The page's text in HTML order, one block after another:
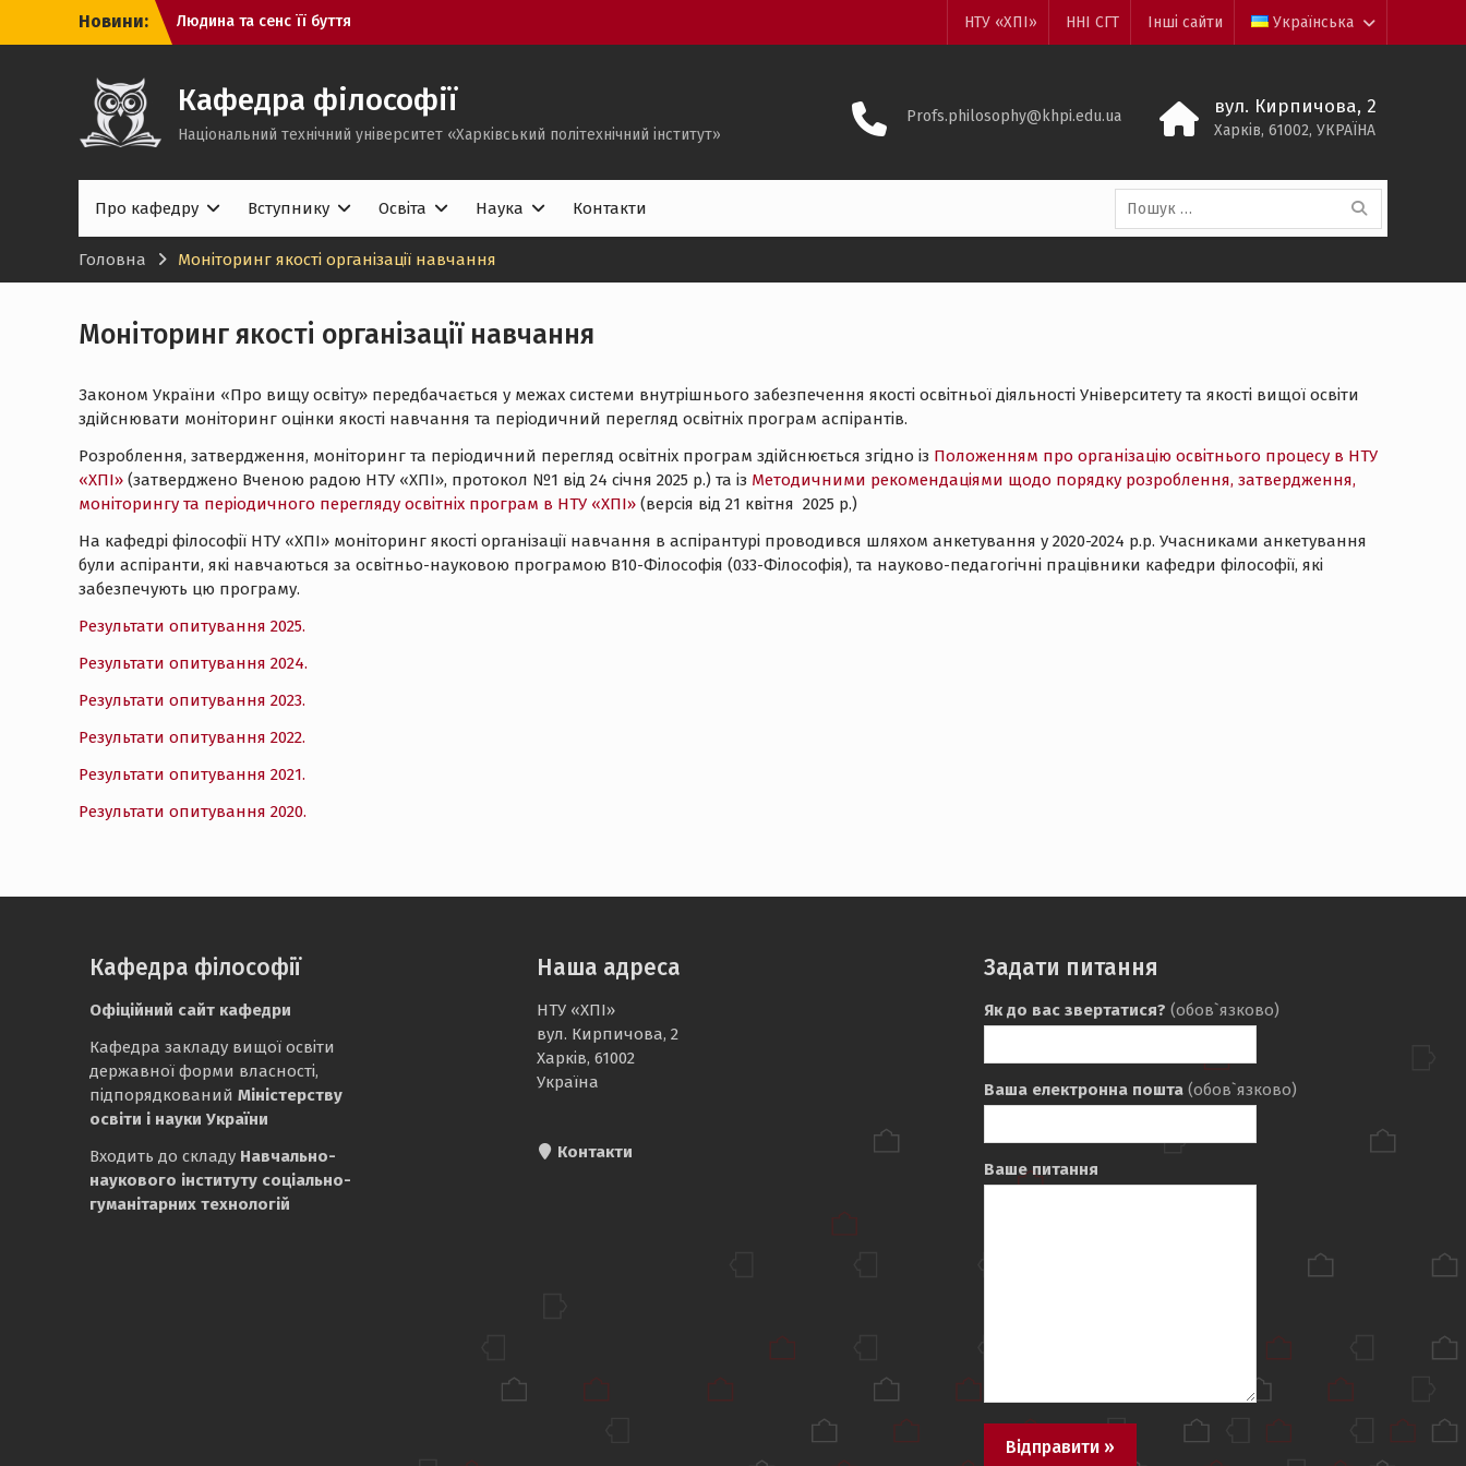
Новини:
Людина та сенс її буття
Вступ до аспірантури
70 років
Захист аспіранта Чжан Хунвей
Захист аспірантів Ван Дечжун, Сунь Вей
еліта і соціальний прогрес, 2026
Філософія в сучасному світі, 2025
технології, ресурси, соціальні
інституції
НТУ «ХПІ» ННІ СГТ Інші сайти Українська
Кафедра філософії
Національний технічний університет «Харківський політехнічний інститут»
Profs.philosophy@khpi.edu.ua вул. Кирпичова, 2
Харків, 61002, УКРАЇНА
Про кафедру Вступнику Освіта Наука Контакти
Пошук:
Головна Моніторинг якості організації навчання
Моніторинг якості організації навчання
Законом України «Про вищу освіту» передбачається у межах системи внутрішнього забезпечення якості освітньої діяльності Університету та якості вищої освіти
здійснювати моніторинг оцінки якості навчання та періодичний перегляд освітніх програм аспірантів.
Розроблення, затвердження, моніторинг та періодичний перегляд освітніх програм здійснюється згідно із Положенням про організацію освітнього процесу в НТУ
«ХПІ» (затверджено Вченою радою НТУ «ХПІ», протокол №1 від 24 січня 2025 р.) та із Методичними рекомендаціями щодо порядку розроблення, затвердження,
моніторингу та періодичного перегляду освітніх програм в НТУ «ХПІ» (версія від 21 квітня 2025 р.)
На кафедрі філософії НТУ «ХПІ» моніторинг якості організації навчання в аспірантурі проводився шляхом анкетування у 2020-2024 р.р. Учасниками анкетування
були аспіранти, які навчаються за освітньо-науковою програмою В10-Філософія (033-Філософія), та науково-педагогічні працівники кафедри філософії, які
забезпечують цю програму.
Результати опитування 2025.
Результати опитування 2024.
Результати опитування 2023.
Результати опитування 2022.
Результати опитування 2021.
Результати опитування 2020.
Кафедра філософії
Офіційний сайт кафедри
Кафедра закладу вищої освіти
державної форми власності,
підпорядкований Міністерству
освіти і науки України
Входить до складу Навчально-
наукового інституту соціально-
гуманітарних технологій
Наша адреса
НТУ «ХПІ»
вул. Кирпичова, 2
Харків, 61002
Україна
Контакти
Задати питання
Як до вас звертатися? (обов`язково)
Ваша електронна пошта (обов`язково)
Ваше питання